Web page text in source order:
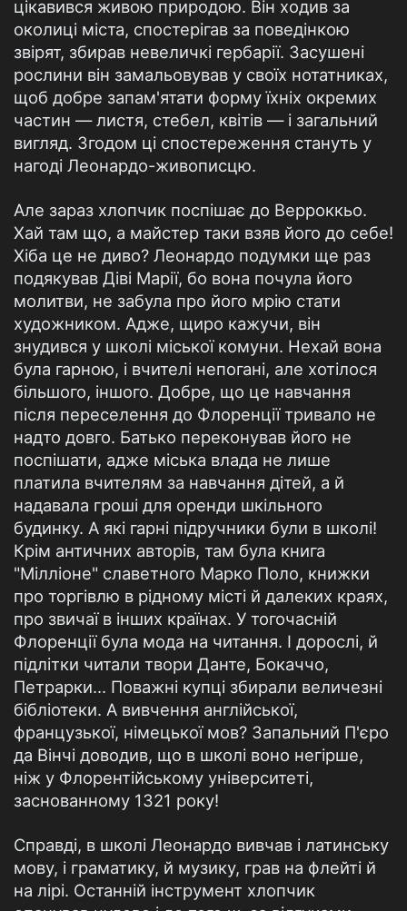
цікавився живою природою. Він ходив за
околиці міста, спостерігав за поведінкою
звірят, збирав невеличкі гербарії. Засушені
рослини він замальовував у своїх нотатниках,
щоб добре запам'ятати форму їхніх окремих
частин — листя, стебел, квітів — і загальний
вигляд. Згодом ці спостереження стануть у
нагоді Леонардо-живописцю.
Але зараз хлопчик поспішає до Верроккьо.
Хай там що, а майстер таки взяв його до себе!
Хіба це не диво? Леонардо подумки ще раз
подякував Діві Марії, бо вона почула його
молитви, не забула про його мрію стати
художником. Адже, щиро кажучи, він
знудився у школі міської комуни. Нехай вона
була гарною, і вчителі непогані, але хотілося
більшого, іншого. Добре, що це навчання
після переселення до Флоренції тривало не
надто довго. Батько переконував його не
поспішати, адже міська влада не лише
платила вчителям за навчання дітей, а й
надавала гроші для оренди шкільного
будинку. А які гарні підручники були в школі!
Крім античних авторів, там була книга
"Мілліоне" славетного Марко Поло, книжки
про торгівлю в рідному місті й далеких краях,
про звичаї в інших країнах. У тогочасній
Флоренції була мода на читання. І дорослі, й
підлітки читали твори Данте, Бокаччо,
Петрарки... Поважні купці збирали величезні
бібліотеки. А вивчення англійської,
французької, німецької мов? Запальний П'єро
да Вінчі доводив, що в школі воно негірше,
ніж у Флорентійському університеті,
заснованному 1321 року!
Справді, в школі Леонардо вивчав і латинську
мову, і граматику, й музику, грав на флейті й
на лірі. Останній інструмент хлопчик